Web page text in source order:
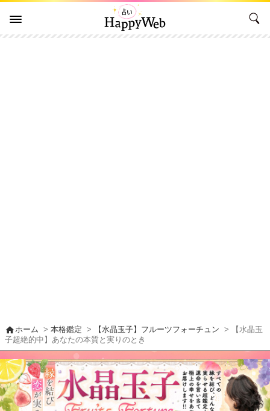
homeホーム >本格鑑定 > 【水晶玉子】フルーツフォーチュン
> 【水晶玉
子超絶的中】あなたの本質と実りのとき